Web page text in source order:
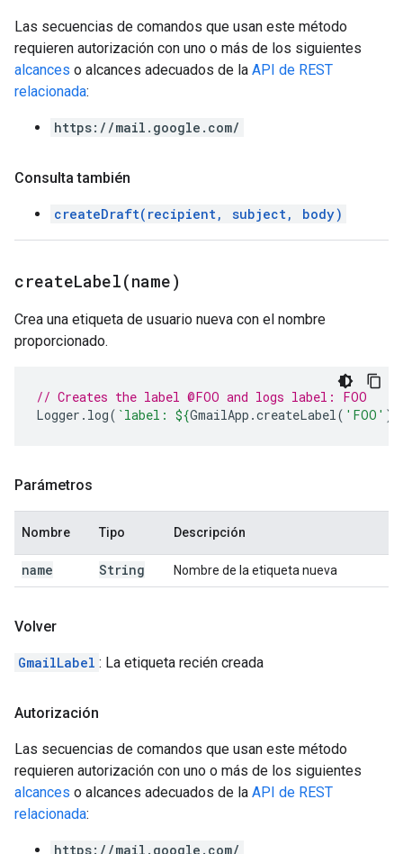
Las secuencias de comandos que usan este método
requieren autorización con uno o más de los siguientes
alcances o alcances adecuados de la API de REST
relacionada:
https://mail.google.com/
Consulta también
createDraft(recipient, subject, body)
createLabel(name)
Crea una etiqueta de usuario nueva con el nombre
proporcionado.
// Creates the label @FOO and logs label: FOO
Logger . log( `label: ${GmailApp .createLabel( 'FOO' )
Parámetros
Nombre Tipo Descripción
name String Nombre de la etiqueta nueva
Volver
GmailLabel : La etiqueta recién creada
Autorización
Las secuencias de comandos que usan este método
requieren autorización con uno o más de los siguientes
alcances o alcances adecuados de la API de REST
relacionada:
https://mail.google.com/